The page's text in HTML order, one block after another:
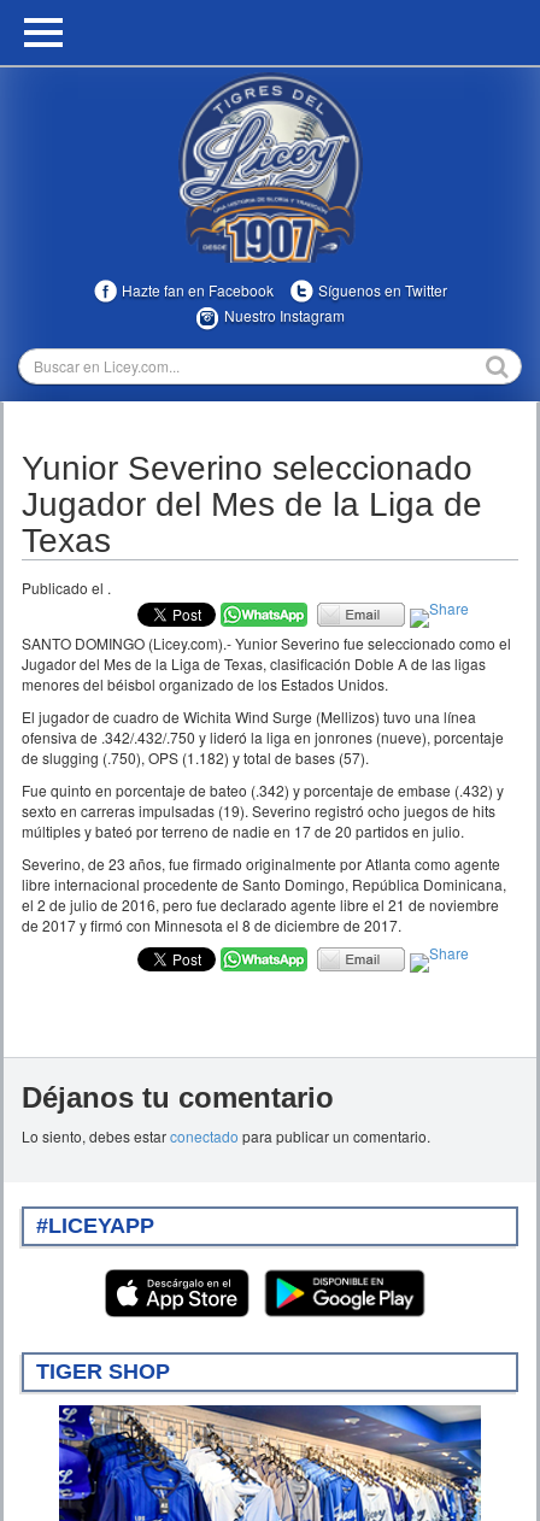
HOME
MULTIMEDIA
TEMPORADAS
Hazte fan en Facebook
Síguenos en Twitter
Nuestro Instagram
Yunior Severino seleccionado
Jugador del Mes de la Liga de
Texas
Publicado el .
SANTO DOMINGO (Licey.com).- Yunior Severino fue seleccionado como el
Jugador del Mes de la Liga de Texas, clasificación Doble A de las ligas
menores del béisbol organizado de los Estados Unidos.
El jugador de cuadro de Wichita Wind Surge (Mellizos) tuvo una línea
ofensiva de .342/.432/.750 y lideró la liga en jonrones (nueve), porcentaje
de slugging (.750), OPS (1.182) y total de bases (57).
Fue quinto en porcentaje de bateo (.342) y porcentaje de embase (.432) y
sexto en carreras impulsadas (19). Severino registró ocho juegos de hits
múltiples y bateó por terreno de nadie en 17 de 20 partidos en julio.
Severino, de 23 años, fue firmado originalmente por Atlanta como agente
libre internacional procedente de Santo Domingo, República Dominicana,
el 2 de julio de 2016, pero fue declarado agente libre el 21 de noviembre
de 2017 y firmó con Minnesota el 8 de diciembre de 2017.
Déjanos tu comentario
Lo siento, debes estarconectado para publicar un comentario.
#LICEYAPP
TIGER SHOP